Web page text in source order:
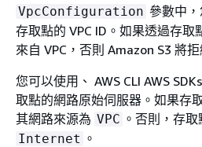
VpcConfiguration 參數中
存取點的 VPC ID。如果透過存
來自 VPC，否則 Amazon S3 將
您可以使用、 AWS CLI AWS
取點的網路原始伺服器。如果存
其網路來源為 VPC 。否則，存
Internet 。